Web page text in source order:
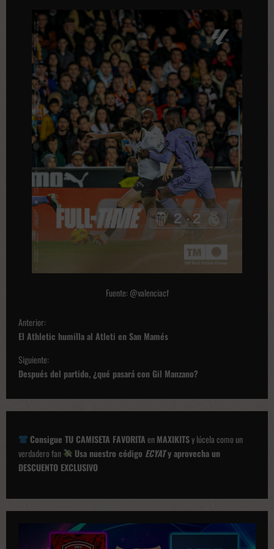
Fuente: @valenciacf
N
a
v
e
a
i
ó
d
Anterior:
El Athletic humilla al Atleti en San Mamés
Siguiente:
Después del partido, ¿qué pasará con Gil Manzano?
Consigue TU CAMISETA FAVORITAenMAXIKITSy lúcela como un
verdadero fan
Usa nuestro código ECYATy aprovecha un
DESCUENTO EXCLUSIVO